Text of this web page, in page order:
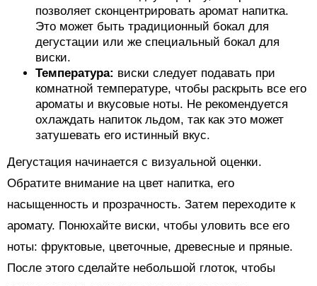
позволяет сконцентрировать аромат напитка.
Это может быть традиционный бокал для
дегустации или же специальный бокал для
виски.
Температура: виски следует подавать при
комнатной температуре, чтобы раскрыть все его
ароматы и вкусовые ноты. Не рекомендуется
охлаждать напиток льдом, так как это может
затушевать его истинный вкус.
Дегустация начинается с визуальной оценки.
Обратите внимание на цвет напитка, его
насыщенность и прозрачность. Затем переходите к
аромату. Понюхайте виски, чтобы уловить все его
ноты: фруктовые, цветочные, древесные и пряные.
После этого сделайте небольшой глоток, чтобы